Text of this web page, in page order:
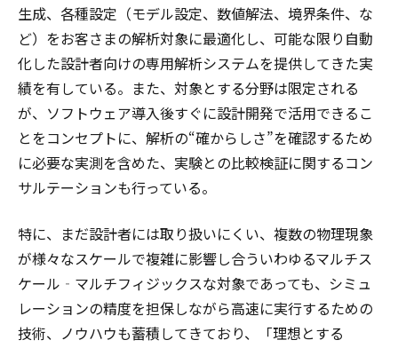
生成、各種設定（モデル設定、数値解法、境界条件、な
ど）をお客さまの解析対象に最適化し、可能な限り自動
化した設計者向けの専用解析システムを提供してきた実
績を有している。また、対象とする分野は限定される
が、ソフトウェア導入後すぐに設計開発で活用できるこ
とをコンセプトに、解析の“確からしさ”を確認するため
に必要な実測を含めた、実験との比較検証に関するコン
サルテーションも行っている。
特に、まだ設計者には取り扱いにくい、複数の物理現象
が様々なスケールで複雑に影響し合ういわゆるマルチス
ケール‐マルチフィジックスな対象であっても、シミュ
レーションの精度を担保しながら高速に実行するための
技術、ノウハウも蓄積してきており、「理想とする